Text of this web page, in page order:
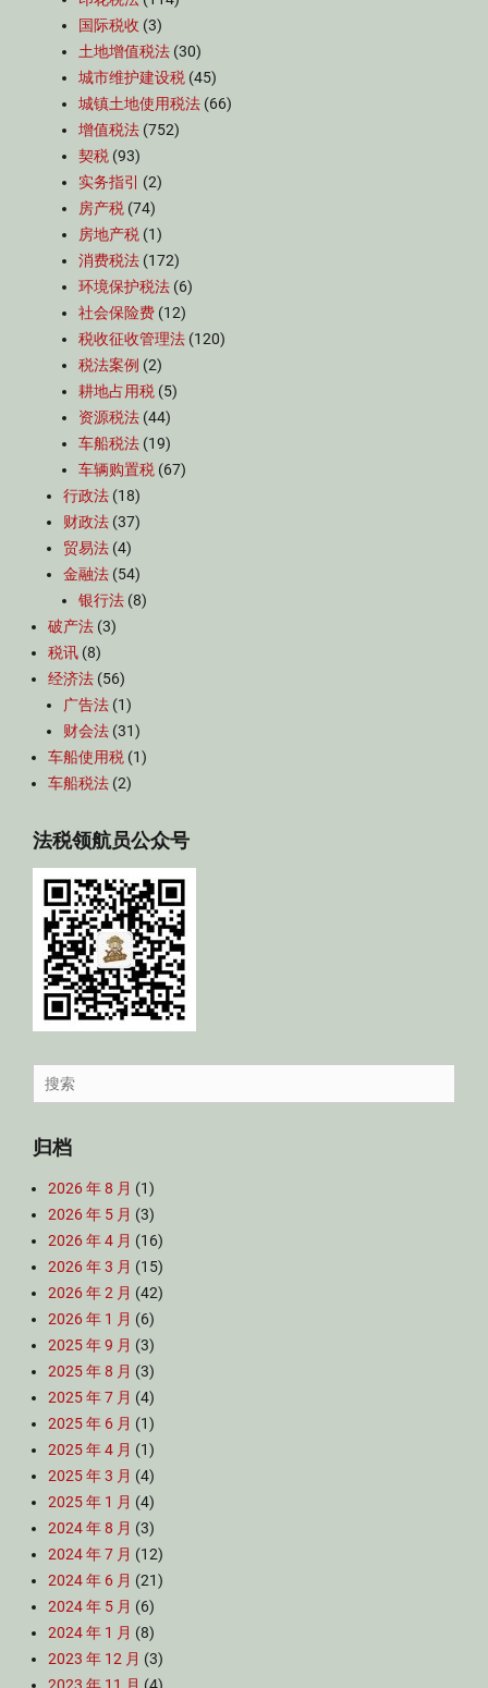
国际税收 (3)
土地增值税法 (30)
城市维护建设税 (45)
城镇土地使用税法 (66)
增值税法 (752)
契税 (93)
实务指引
(2)
房产税 (74)
房地产税 (1)
消费税法 (172)
环境保护税法 (6)
社会保险费 (12)
税收征收管理法 (120)
税法案例 (2)
耕地占用税 (5)
资源税法 (44)
车船税法 (19)
车辆购置税 (67)
行政法 (18)
财政法 (37)
贸易法 (4)
金融法 (54)
银行法 (8)
破产法 (3)
税讯 (8)
经济法 (56)
广告法 (1)
财会法 (31)
车船使用税 (1)
车船税法 (2)
法税领航员公众号
Search
for:
归档
2026 年 8 月 (1)
2026 年 5 月 (3)
2026 年 4 月 (16)
2026 年 3 月 (15)
2026 年 2 月 (42)
2026 年 1 月 (6)
2025 年 9 月 (3)
2025 年 8 月 (3)
2025 年 7 月 (4)
2025 年 6 月 (1)
2025 年 4 月 (1)
2025 年 3 月 (4)
2025 年 1 月 (4)
2024 年 8 月 (3)
2024 年 7 月 (12)
2024 年 6 月 (21)
2024 年 5 月 (6)
2024 年 1 月 (8)
2023 年 12 月 (3)